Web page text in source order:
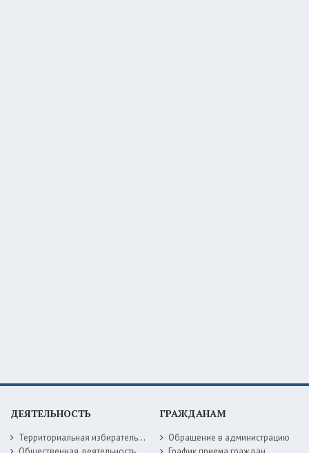
ДЕЯТЕЛЬНОСТЬ
Территориальная избирательная комиссия
ГРАЖДАНАМ
Обращение в администрацию